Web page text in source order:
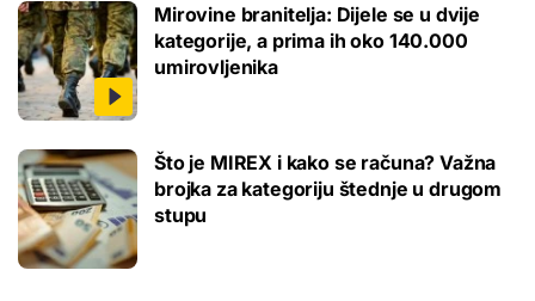
Mirovine branitelja: Dijele se u dvije
kategorije, a prima ih oko 140.000
umirovljenika
Što je MIREX i kako se računa? Važna
brojka za kategoriju štednje u drugom
stupu